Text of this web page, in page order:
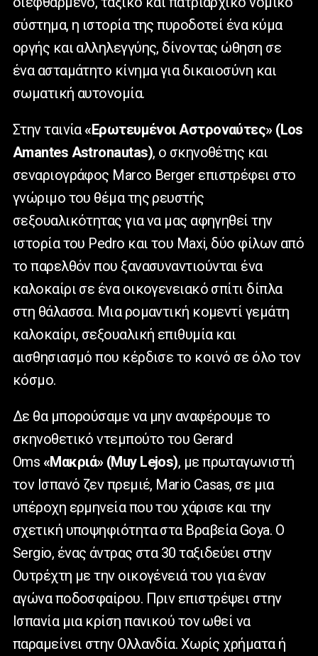
σύστημα, η ιστορία της πυροδοτεί ένα κύμα
οργής και αλληλεγγύης, δίνοντας ώθηση σε
ένα ασταμάτητο κίνημα για δικαιοσύνη και
σωματική αυτονομία.
Στην ταινία«Ερωτευμένοι Αστροναύτες» (Los
Amantes Astronautas), ο σκηνοθέτης και
σεναριογράφος Marco Berger επιστρέφει στο
γνώριμο του θέμα της ρευστής
σεξουαλικότητας για να μας αφηγηθεί την
ιστορία του Pedro και του Maxi, δύο φίλων από
το παρελθόν που ξανασυναντιούνται ένα
καλοκαίρι σε ένα οικογενειακό σπίτι δίπλα
στη θάλασσα. Μια ρομαντική κομεντί γεμάτη
καλοκαίρι, σεξουαλική επιθυμία και
αισθησιασμό που κέρδισε το κοινό σε όλο τον
κόσμο.
Δε θα μπορούσαμε να μην αναφέρουμε το
σκηνοθετικό ντεμπούτο του Gerard
Oms «Μακριά» (Muy Lejos), με πρωταγωνιστή
τον Ισπανό ζεν πρεμιέ, Mario Casas, σε μια
υπέροχη ερμηνεία που του χάρισε και την
σχετική υποψηφιότητα στα Βραβεία Goya. Ο
Sergio, ένας άντρας στα 30 ταξιδεύει στην
Ουτρέχτη με την οικογένειά του για έναν
αγώνα ποδοσφαίρου. Πριν επιστρέψει στην
Ισπανία μια κρίση πανικού τον ωθεί να
παραμείνει στην Ολλανδία. Χωρίς χρήματα ή